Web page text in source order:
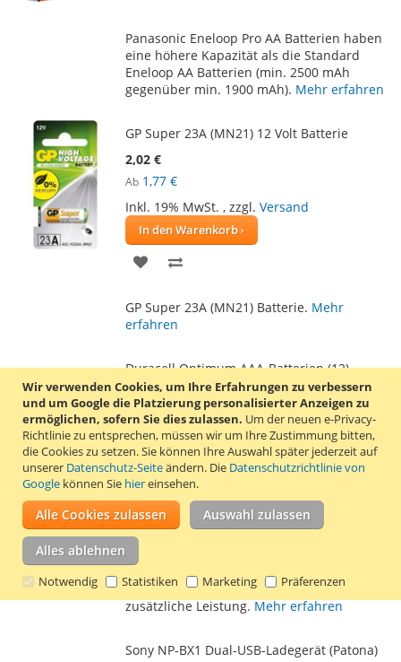
Wir verwenden Cookies, um Ihre Erfahrungen zu verbessern
und um Google die Platzierung personalisierter Anzeigen zu
ermöglichen, sofern Sie dies zulassen. Um der neuen e-Privacy-
Richtlinie zu entsprechen, müssen wir um Ihre Zustimmung bitten,
die Cookies zu setzen.Sie können Ihre Auswahl später jederzeit auf
unserer Datenschutz-Seiteändern. Die Datenschutzrichtlinie von
Google können Sie hiereinsehen.
Alle Cookies zulassen Auswahl zulassen
Alles ablehnen
Notwendig Statistiken Marketing Präferenzen
HINZUFÜGEN
HINZUFÜGEN
Panasonic Eneloop Pro AA Batterien haben
eine höhere Kapazität als die Standard
Eneloop AA Batterien (min. 2500 mAh
gegenüber min. 1900 mAh). Mehr erfahren
GP Super 23A (MN21) 12 Volt Batterie
2,02 €
Ab 1,77 €
Inkl. 19% MwSt. , zzgl. Versand
In den Warenkorb
ZUR
HINZUFÜGEN
GP Super 23A (MN21) Batterie. Mehr
erfahren
Duracell Optimum AAA-Batterien (12)
10,57 €
Inkl. 19% MwSt., zzgl.Versand
In den Warenkorb
ZUR
WUNSCHLISTE
ZUR
VERGLEICHSLISTE
Packung mit 12 Alkalibatterien Duracell
Optimum AAA. Die Duracell Optimum AAA-
AAA-Batterien und liefern bis zu 100
Prozent zusätzliche Lebensdauer oder
zusätzliche Leistung.Mehr erfahren
Sony NP-BX1 Dual-USB-Ladegerät (Patona)